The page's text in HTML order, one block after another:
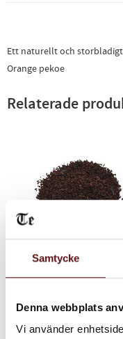
Samtycke
Denna webbplats
Vi använder
Ett naturellt och storbladigt
Orange pekoe
Relaterade
Ceylon B.O.P.
kraftigt te.
85KR